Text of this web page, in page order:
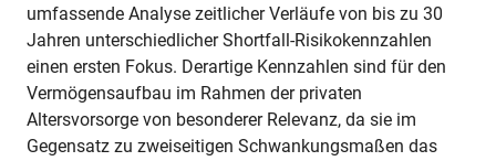
umfassende Analyse zeitlicher Verläufe von bis zu 30
Jahren unterschiedlicher Shortfall-Risikokennzahlen
einen ersten Fokus. Derartige Kennzahlen sind für den
Vermögensaufbau im Rahmen der privaten
Altersvorsorge von besonderer Relevanz, da sie im
Gegensatz zu zweiseitigen Schwankungsmaßen das